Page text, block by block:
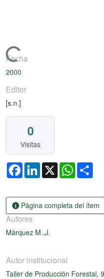
Cargando...
Fecha
2000
Editor
[s.n.]
0
Visitas
FacebookLinkedIn
X WhatsApp
Página completa del ítem
Autores
Márquez M.,J.
Autor institucional
Taller de Producción Forestal,